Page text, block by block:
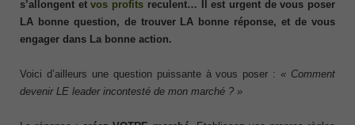
s’allongent etvos profits reculent… Il est urgent de vous poser
LA bonne question, de trouver LA bonne réponse, et de vous
engager dans La bonne action.
Voici d’ailleurs une question puissante à vous poser :« Comment
devenir LE leader incontesté de mon marché ? »